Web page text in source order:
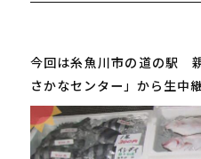
今回は糸魚川市の道の駅
さかなセンター」から生中